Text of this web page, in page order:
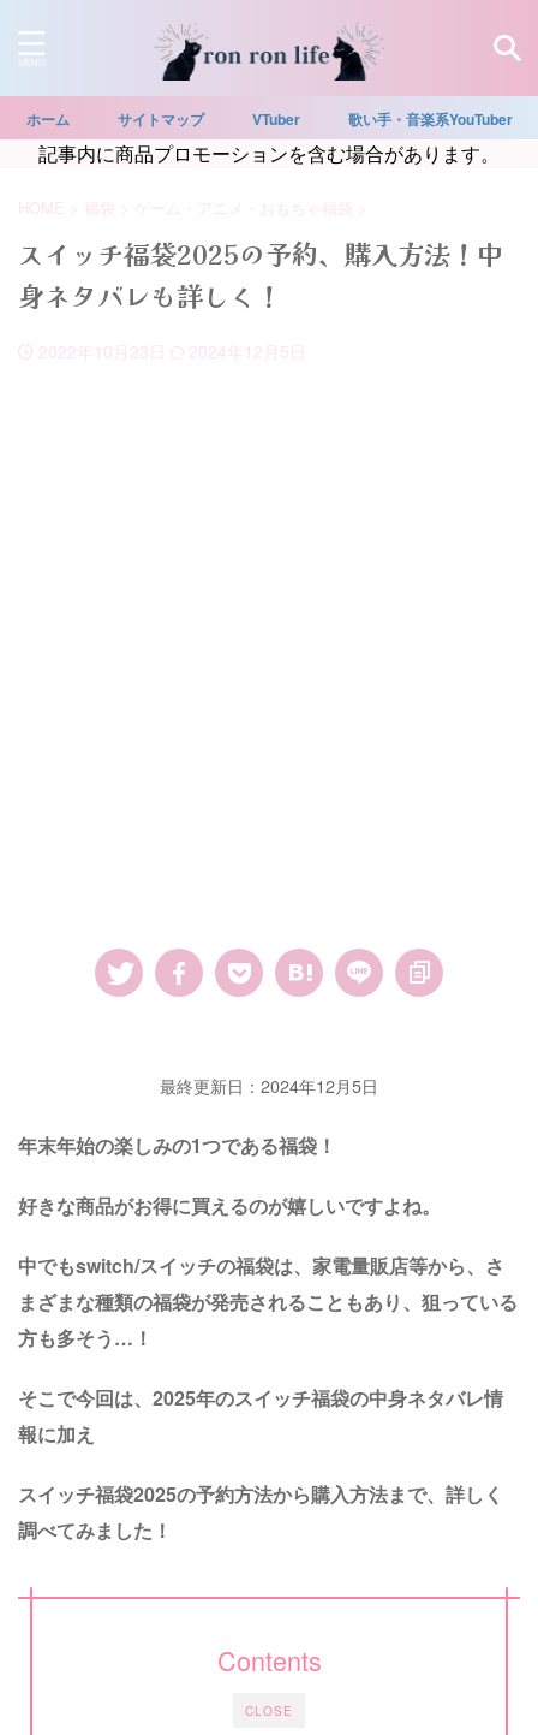
ホーム サイトマップ VTuber 歌い手・音楽系YouTuber
記事内に商品プロモーションを含む場合があります。
HOME > 福袋 > ゲーム・アニメ・おもちゃ福袋 >
スイッチ福袋2025の予約、購入方法！中
身ネタバレも詳しく！
2022年10月23日 2024年12月5日
最終更新日：2024年12月5日
年末年始の楽しみの1つである福袋！
好きな商品がお得に買えるのが嬉しいですよね。
中でもswitch/スイッチの福袋は、家電量販店等から、さ
まざまな種類の福袋が発売されることもあり、狙っている
方も多そう…！
そこで今回は、2025年のスイッチ福袋の中身ネタバレ情
報に加え
スイッチ福袋2025の予約方法から購入方法まで、詳しく
調べてみました！
CLOSE
Contents